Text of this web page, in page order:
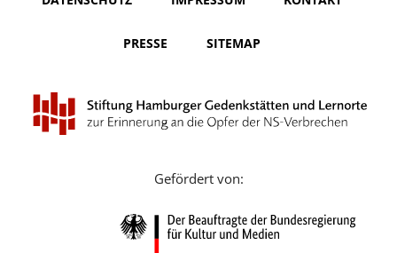
Nederlands
Português
Русский
PRESSE SITEMAP
Gefördert von: